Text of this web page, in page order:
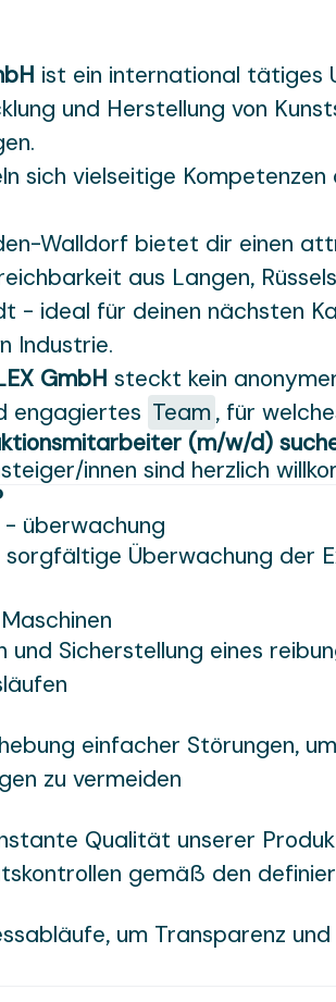
ist ein international tätiges
und Herstellung von
sich vielseitige
Walldorf bietet dir einen
aus Langen,
- ideal für deinen nächsten
Industrie.
GmbH steckt kein
engagiertes Team, für
(m/w/d)
innen sind herzlich
- überwachung
Überwachung der
und Sicherstellung eines
einfacher Störungen, um
zu vermeiden
Qualität unserer
gemäß den
um Transparenz